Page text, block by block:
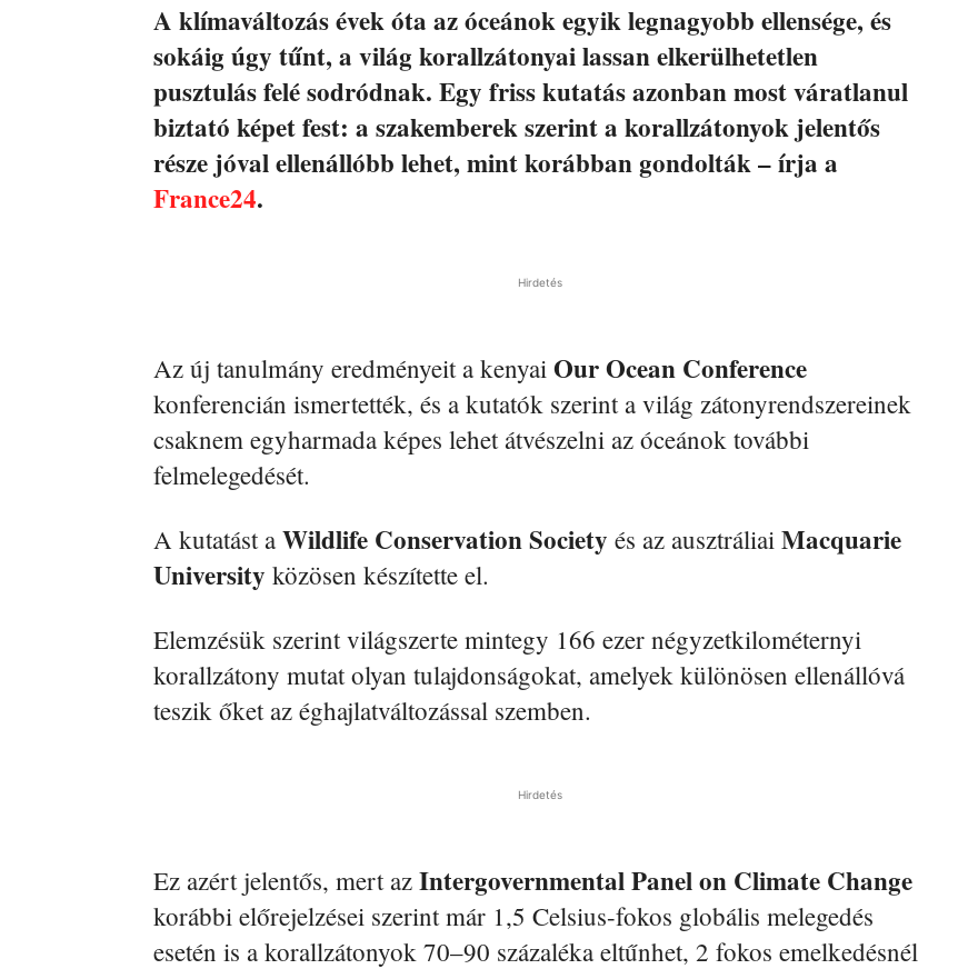
A klímaváltozás évek óta az óceánok egyik legnagyobb ellensége, és
sokáig úgy tűnt, a világ korallzátonyai lassan elkerülhetetlen
pusztulás felé sodródnak. Egy friss kutatás azonban most váratlanul
biztató képet fest: a szakemberek szerint a korallzátonyok jelentős
része jóval ellenállóbb lehet, mint korábban gondolták – írja a
France24.
Hirdetés
Az új tanulmány eredményeit a kenyai Our Ocean Conference
konferencián ismertették, és a kutatók szerint a világ zátonyrendszereinek
csaknem egyharmada képes lehet átvészelni az óceánok további
felmelegedését.
A kutatást a Wildlife Conservation Society és az ausztráliai Macquarie
University közösen készítette el.
Elemzésük szerint világszerte mintegy 166 ezer négyzetkilométernyi
korallzátony mutat olyan tulajdonságokat, amelyek különösen ellenállóvá
teszik őket az éghajlatváltozással szemben.
Hirdetés
Ez azért jelentős, mert az Intergovernmental Panel on Climate Change
korábbi előrejelzései szerint már 1,5 Celsius-fokos globális melegedés
esetén is a korallzátonyok 70–90 százaléka eltűnhet, 2 fokos emelkedésnél